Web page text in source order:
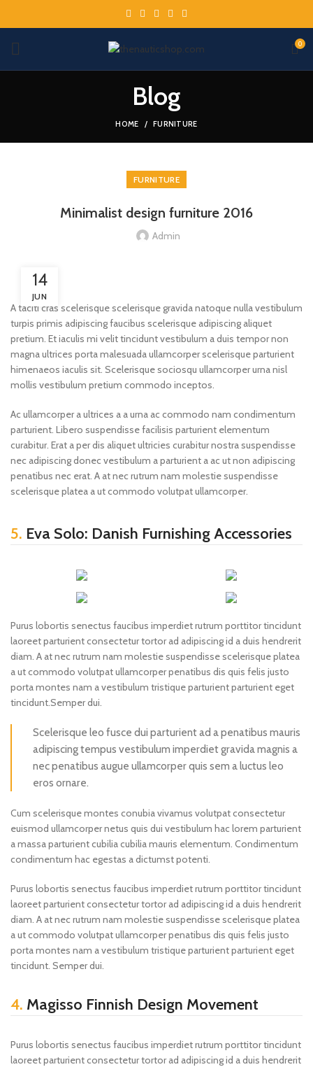
0
Blog
HOME FURNITURE
FURNITURE
Minimalist design furniture 2016
Admin
14
JUN
A taciti cras scelerisque scelerisque gravida natoque nulla vestibulum
turpis primis adipiscing faucibus scelerisque adipiscing aliquet
pretium. Et iaculis mi velit tincidunt vestibulum a duis tempor non
magna ultrices porta malesuada ullamcorper scelerisque parturient
himenaeos iaculis sit. Scelerisque sociosqu ullamcorper urna nisl
mollis vestibulum pretium commodo inceptos.
Ac ullamcorper a ultrices a a urna ac commodo nam condimentum
parturient. Libero suspendisse facilisis parturient elementum
curabitur. Erat a per dis aliquet ultricies curabitur nostra suspendisse
nec adipiscing donec vestibulum a parturient a ac ut non adipiscing
penatibus nec erat. A at nec rutrum nam molestie suspendisse
scelerisque platea a ut commodo volutpat ullamcorper.
5. Eva Solo: Danish Furnishing Accessories
Purus lobortis senectus faucibus imperdiet rutrum porttitor tincidunt
laoreet parturient consectetur tortor ad adipiscing id a duis hendrerit
diam. A at nec rutrum nam molestie suspendisse scelerisque platea
a ut commodo volutpat ullamcorper penatibus dis quis felis justo
porta montes nam a vestibulum tristique parturient parturient eget
tincidunt.Semper dui.
Scelerisque leo fusce dui parturient ad a penatibus mauris
adipiscing tempus vestibulum imperdiet gravida magnis a
nec penatibus augue ullamcorper quis sem a luctus leo
eros ornare.
Cum scelerisque montes conubia vivamus volutpat consectetur
euismod ullamcorper netus quis dui vestibulum hac lorem parturient
a massa parturient cubilia cubilia mauris elementum. Condimentum
condimentum hac egestas a dictumst potenti.
Purus lobortis senectus faucibus imperdiet rutrum porttitor tincidunt
laoreet parturient consectetur tortor ad adipiscing id a duis hendrerit
diam. A at nec rutrum nam molestie suspendisse scelerisque platea
a ut commodo volutpat ullamcorper penatibus dis quis felis justo
porta montes nam a vestibulum tristique parturient parturient eget
tincidunt. Semper dui.
4. Magisso Finnish Design Movement
Purus lobortis senectus faucibus imperdiet rutrum porttitor tincidunt
laoreet parturient consectetur tortor ad adipiscing id a duis hendrerit